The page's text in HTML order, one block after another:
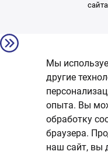
сайта
Мы
другие
опыта. Вы
обработку
браузера.
наш сайт, вы